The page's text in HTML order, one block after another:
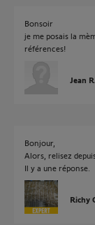
Bonsoir
je me posais la
références!
Jean R.
Bonjour,
Alors, relisez
Il y a une réponse.
Richy